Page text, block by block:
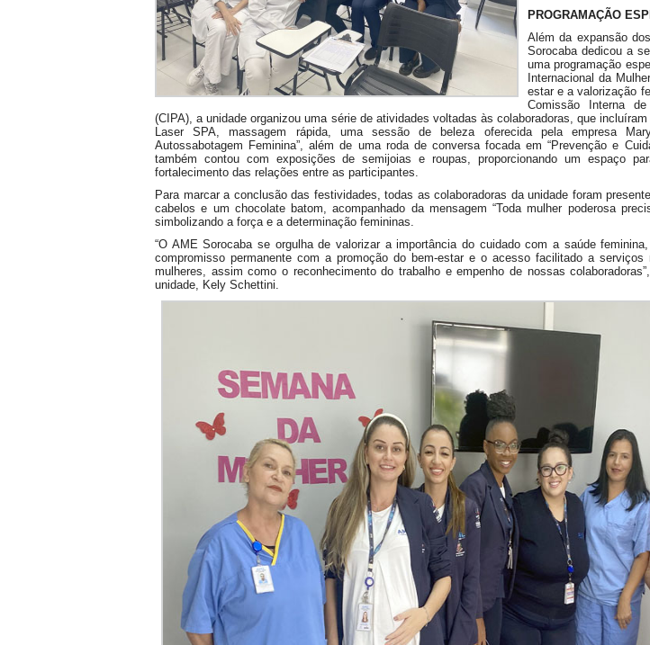
PROGRAMAÇÃO
Além da expansão
Sorocaba dedicou a
uma programação
Internacional da
estar e a valorização
Comissão Interna
(CIPA), a unidade organizou uma série de atividades voltadas às colaboradoras, que incluíram
Laser SPA, massagem rápida, uma sessão de beleza oferecida pela empresa
Autossabotagem Feminina”, além de uma roda de conversa focada em “Prevenção e
também contou com exposições de semijoias e roupas, proporcionando um espaço
fortalecimento das relações entre as participantes.
Para marcar a conclusão das festividades, todas as colaboradoras da unidade foram
cabelos e um chocolate batom, acompanhado da mensagem “Toda mulher poderosa
simbolizando a força e a determinação femininas.
“O AME Sorocaba se orgulha de valorizar a importância do cuidado com a saúde
compromisso permanente com a promoção do bem-estar e o acesso facilitado a serviços
mulheres, assim como o reconhecimento do trabalho e empenho de nossas
unidade, Kely Schettini.